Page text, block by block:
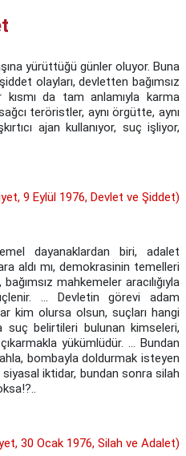
yürüttüğü günler oluyor. Buna
olayları, devletten bağımsız
kısmı da tam anlamıyla karma
teröristler, aynı örgütte, aynı
ajan kullanıyor, suç işliyor,
9 Eylül 1976, Devlet ve Şiddet)
dayanaklardan biri, adalet
aldı mı, demokrasinin temelleri
mahkemeler aracılığıyla
... Devletin görevi adam
kim olursa olsun, suçları hangi
suç belirtileri bulunan kimseleri,
yükümlüdür. ... Bundan
bombayla doldurmak isteyen
siyasal iktidar, bundan sonra silah
30 Ocak 1976, Silah ve Adalet)